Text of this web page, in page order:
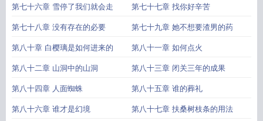
学来的
第七十六章 雪停了我们就会走 第七十七章 找你好辛苦
第七十八章 没有存在的必要 第七十九章 她不想要渣男的药
第八十章 白樱璃是如何进来的 第八十一章 如何点火
第八十二章 山洞中的山洞 第八十三章 闭关三年的成果
第八十四章 人面蜘蛛 第八十五章 谁的葬礼
第八十六章 谁才是幻境 第八十七章 扶桑树枝条的用法